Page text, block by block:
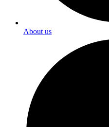
About us